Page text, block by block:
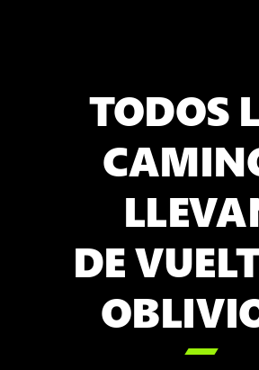
TODOS
DE
